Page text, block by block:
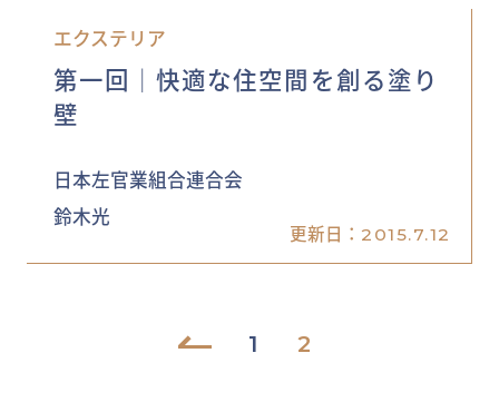
エクステリア
第一回│快適な住空間を創る塗り
壁
日本左官業組合連合会
鈴木光
更新日： 2015.7.12
BACK
1 2